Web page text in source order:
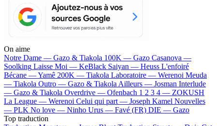
On aime
Notre Dame — Gazo & Tiakola 100K — Gazo Casanova —
Soolking Laisse Moi — KeBlack Saiyan — Heuss L'enfoiré
Bécane —Yamê 200K — Tiakola Laboratoire — Werenoi Meuda
— Tiakola Outro — Gazo & Tiakola Ailleurs — Josman Interlude
— Gazo & Tiakola Overdrive — Ofenbach 1 2 3 4 — ZOKUSH
La League — Werenoi Celui qui part — Joseph Kamel Nouvelles
— PLK No love — Ninho Urus — Favé (FR) DIE — Gazo
Top traduction